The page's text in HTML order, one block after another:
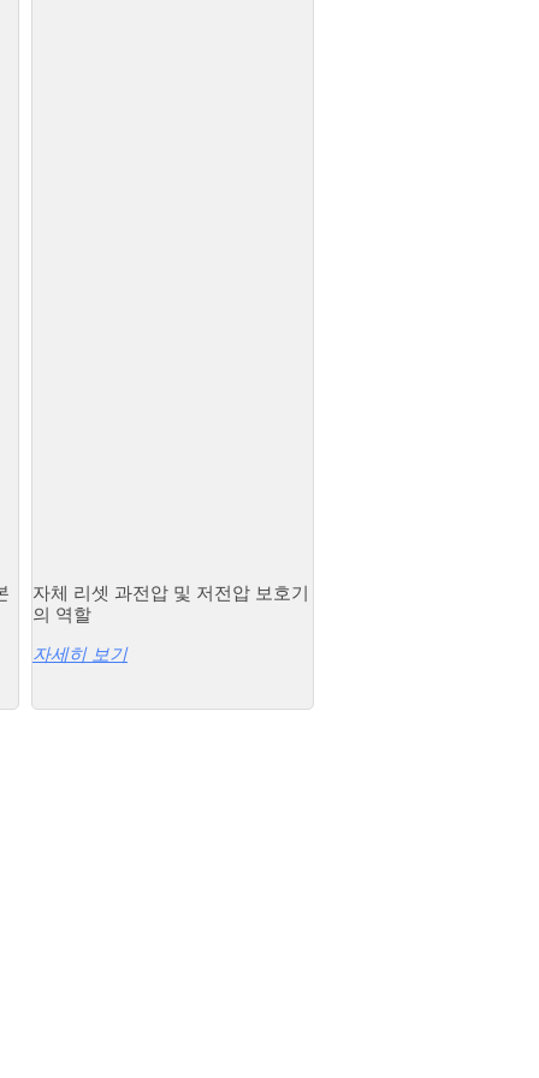
자체 리셋 과전압 및 저전압 보호기
의 역할
자세히 보기